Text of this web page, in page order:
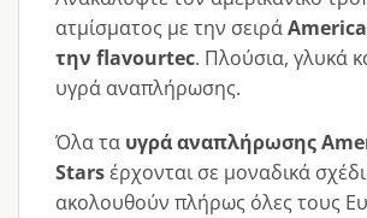
ατμίσματος με την σειρά
την flavourtec. Πλούσια, γλυκά
υγρά αναπλήρωσης.
Όλα τα υγρά αναπλήρωσης
Starsέρχονται σε μοναδικά
ακολουθούν πλήρως όλες τους